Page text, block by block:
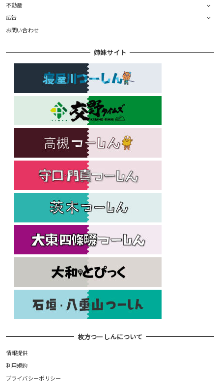
不動産
広告
お問い合わせ
姉妹サイト
枚方つーしんについて
情報提供
利用規約
プライバシーポリシー